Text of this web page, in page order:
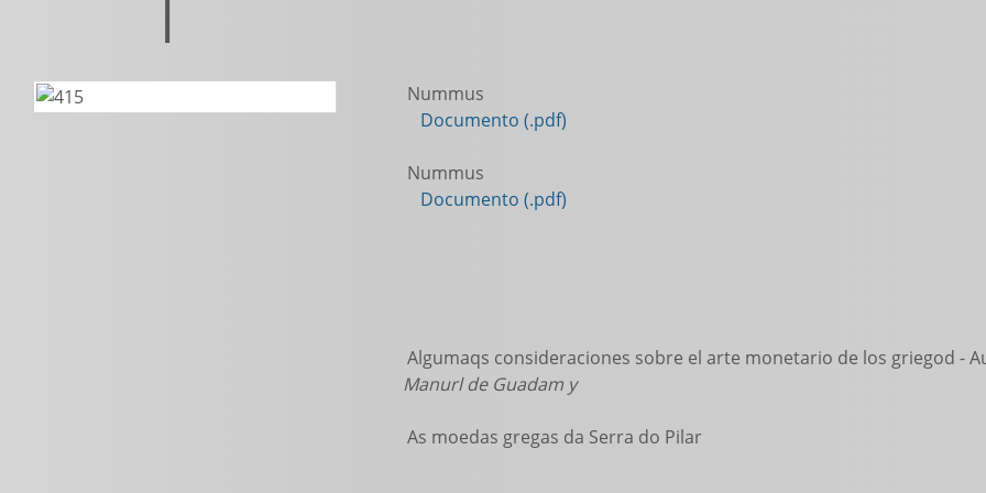
Nummus
Documento (.pdf)
Nummus
Documento (.pdf)
Algumaqs consideraciones sobre el arte monetario de los griegod -
Manurl de Guadam y
As moedas gregas da Serra do Pilar